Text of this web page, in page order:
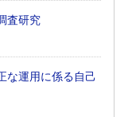
査研究
な運用に係る自己